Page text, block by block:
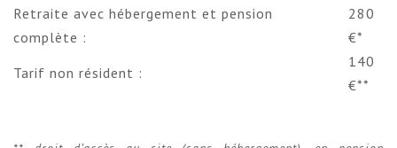
Retraite avec hébergement et pension
complète :
280
€*
Tarif non résident :
140
€**